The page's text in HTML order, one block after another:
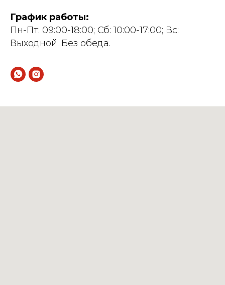
График работы:
Пн-Пт: 09:00-18:00; Сб: 10:00-17:00; Вс:
Выходной. Без обеда.